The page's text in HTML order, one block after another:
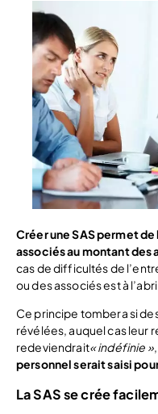
Créer une SAS permet
associés au montant
cas de difficultés de
ou des associés est à
Ce principe tombera si
révélées, auquel cas leur
redeviendrait« indéfinie »
personnel serait saisi
La SAS se crée